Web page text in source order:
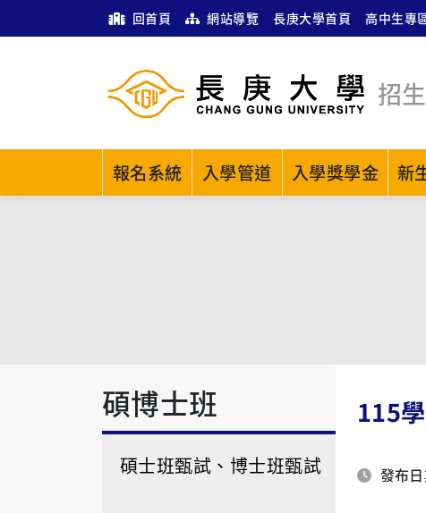
回首頁 網站導覽 長庚大學首頁 高中生專
招
報名系統 入學管道 入學獎學金 新
碩博士班
碩士班甄試、博士班甄試
115
發布